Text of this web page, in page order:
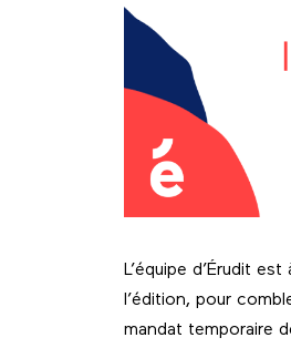
L’équipe d’Érudit
l’édition, pour
mandat temporaire